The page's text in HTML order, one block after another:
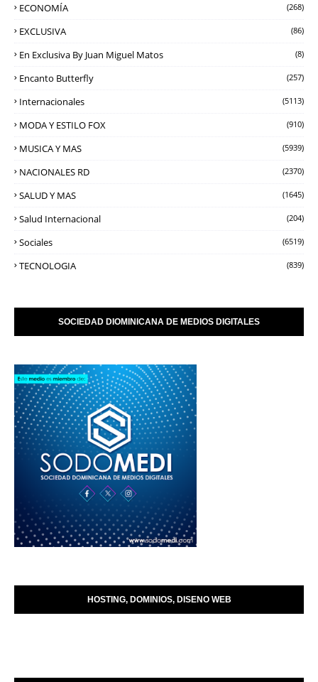
ECONOMÍA (268)
EXCLUSIVA (86)
En Exclusiva By Juan Miguel Matos (8)
Encanto Butterfly (257)
Internacionales (5113)
MODA Y ESTILO FOX (910)
MUSICA Y MAS (5939)
NACIONALES RD (2370)
SALUD Y MAS (1645)
Salud Internacional (204)
Sociales (6519)
TECNOLOGIA (839)
SOCIEDAD DIOMINICANA DE MEDIOS DIGITALES
HOSTING, DOMINIOS, DISENO WEB